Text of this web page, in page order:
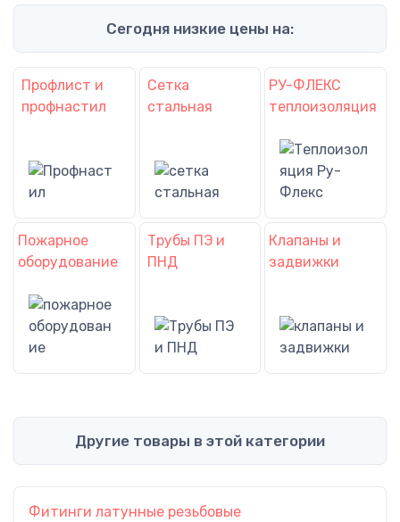
Сегодня низкие цены на:
Профлист и
профнастил
Сетка
стальная
РУ-ФЛЕКС
теплоизоляция
Пожарное
оборудование
Трубы ПЭ и
ПНД
Клапаны и
задвижки
Другие товары в этой категории
Фитинги латунные резьбовые